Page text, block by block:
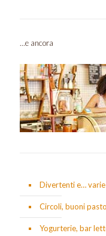
...e ancora
Divertenti e…
Circoli, buoni
Yogurterie, bar